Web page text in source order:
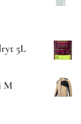
5L
M